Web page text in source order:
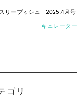
リープッシュ 2025.4月号
キュレーター
ゴリ